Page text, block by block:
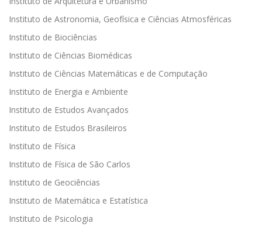
Instituto de Astronomia, Geofísica e Ciências Atmosféricas
Instituto de Biociências
Instituto de Ciências Biomédicas
Instituto de Ciências Matemáticas e de Computação
Instituto de Energia e Ambiente
Instituto de Estudos Avançados
Instituto de Estudos Brasileiros
Instituto de Física
Instituto de Física de São Carlos
Instituto de Geociências
Instituto de Matemática e Estatística
Instituto de Psicologia